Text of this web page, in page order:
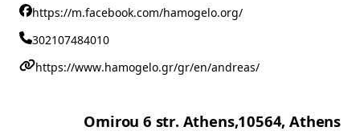
https://m.facebook.com/hamogelo.org/
302107484010
https://www.hamogelo.gr/gr/en/andreas/
Omirou 6 str. Athens,10564, Athens